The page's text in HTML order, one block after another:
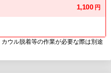
1,100 円
ウル脱着等の作業が必要な際は別途